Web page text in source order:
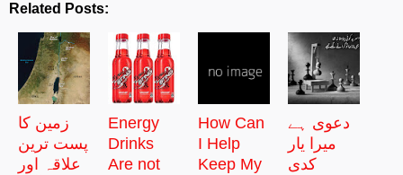
Related Posts:
زمین کا
پست ترین
علاقہ اور
Energy
Drinks
Are not
How Can
I Help
Keep My
دعوی ہے
میرا یار
کدی